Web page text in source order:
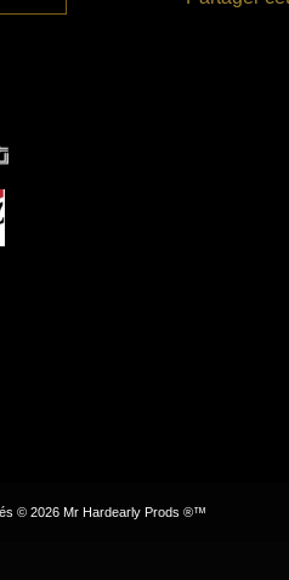
© 2026 Mr Hardearly Prods ®™